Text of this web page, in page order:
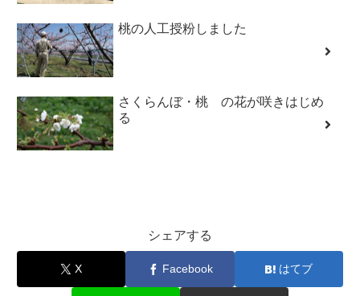
桃の人工授粉しました
さくらんぼ・桃 の花が咲きはじめ
る
シェアする
X Facebook はてブ